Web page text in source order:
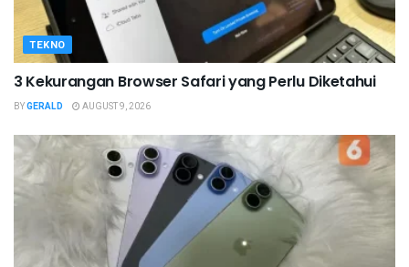
TEKNO
3 Kekurangan Browser Safari yang Perlu Diketahui
BYGERALD AUGUST 9, 2026